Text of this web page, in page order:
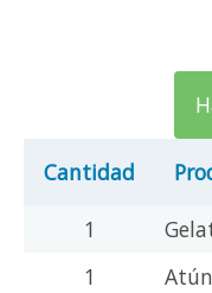
Cantidad
1
1
Atún